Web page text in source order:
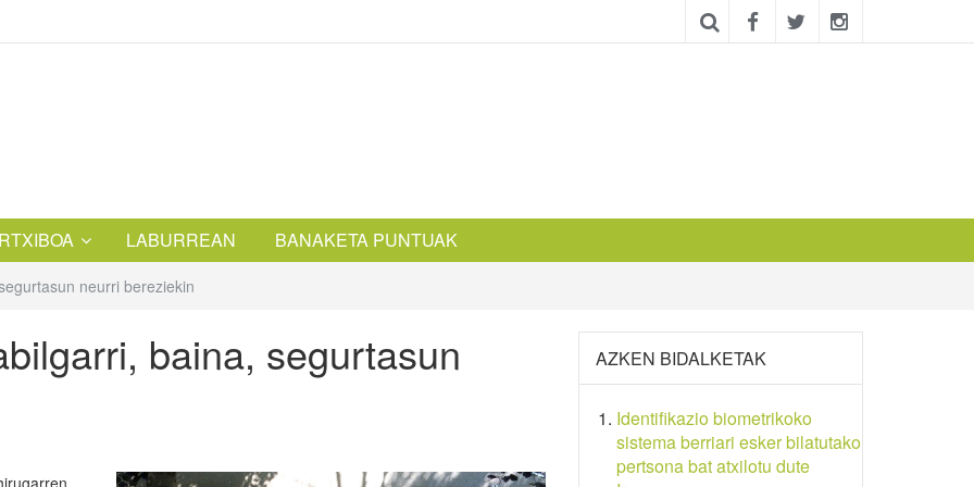
LABURREAN BANAKETA PUNTUAK
neurri bereziekin
baina, segurtasun AZKEN BIDALKETAK
Identifikazio biometrikoko
sistema berriari esker bilatutako
pertsona bat atxilotu dute